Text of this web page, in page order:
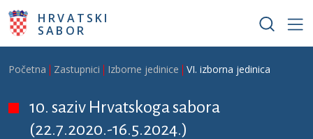
Skoči na glavni sadržaj
HRVATSKI
SABOR
Breadcrumb
Početna Zastupnici Izborne jedinice VI. izborna jedinica
10. saziv Hrvatskoga sabora
(22.7.2020.-16.5.2024.)